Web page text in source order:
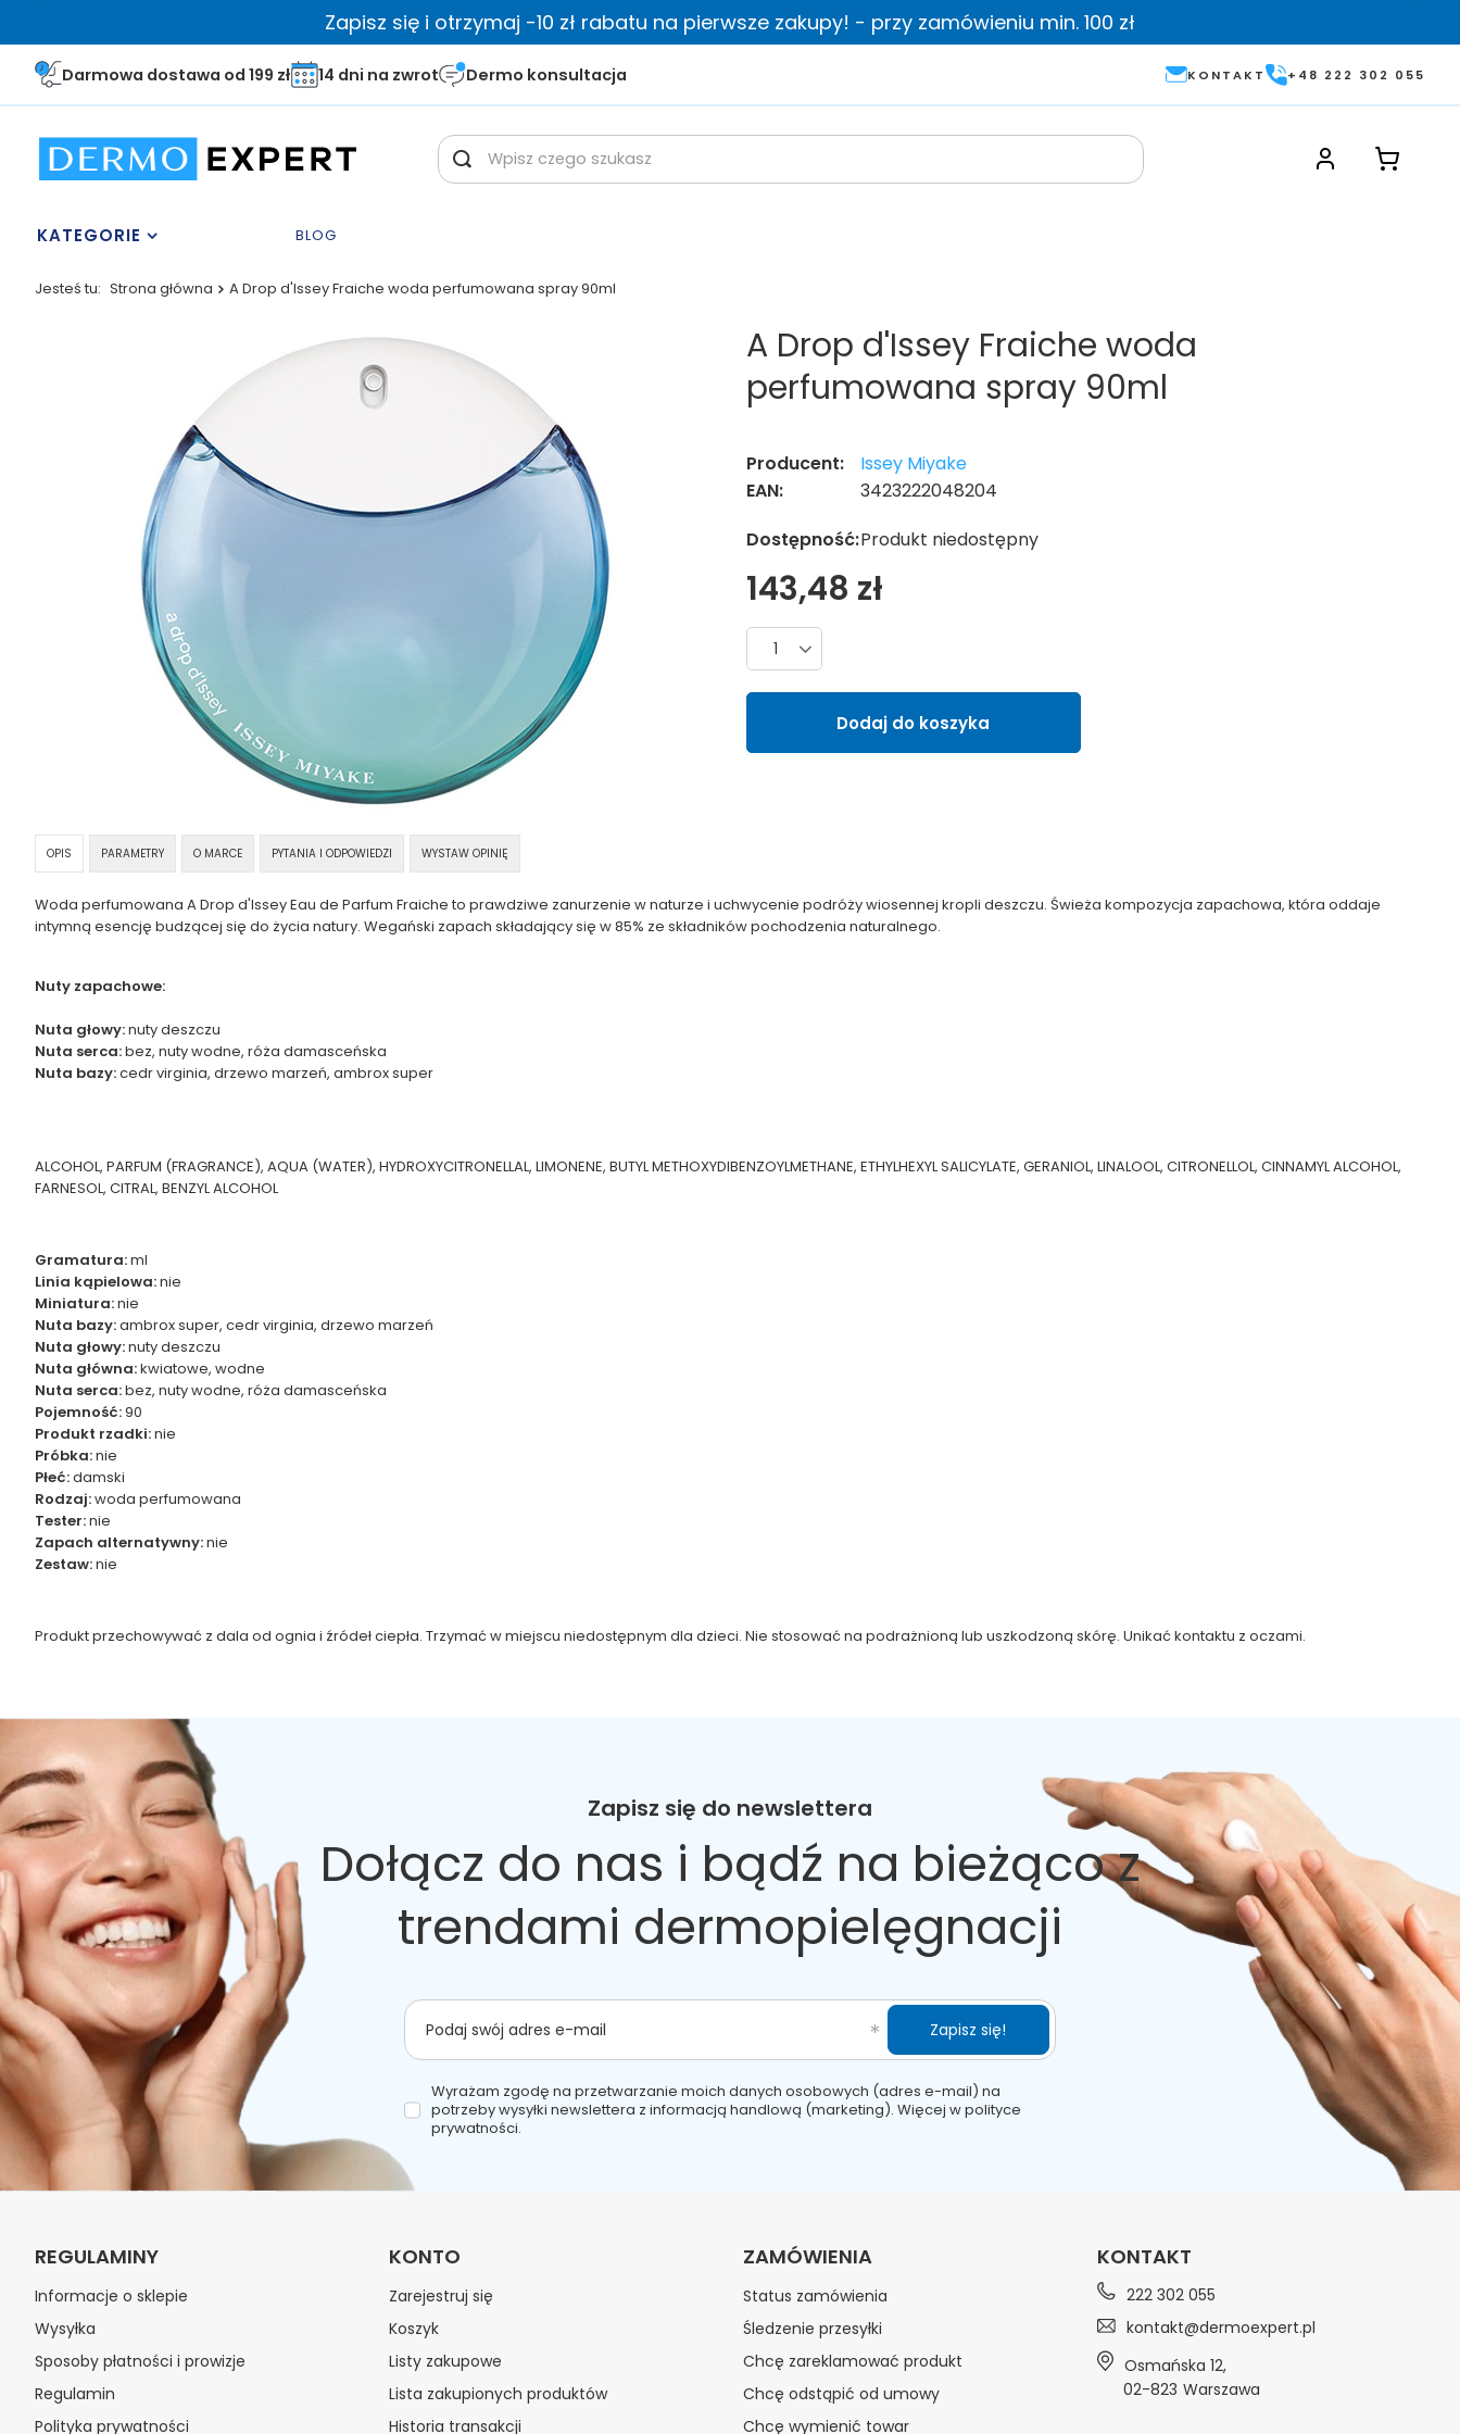
Zapisz się i otrzymaj -10 zł rabatu na pierwsze zakupy! - przy zamówieniu min. 100 zł
Darmowa dostawa od 199 zł 14 dni na zwrot Dermo konsultacja KONTAKT +48 222 302 055
KATEGORIE BLOG
Jesteś tu: Strona główna A Drop d'Issey Fraiche woda perfumowana spray 90ml
A Drop d'Issey Fraiche woda
perfumowana spray 90ml
Producent:
Issey Miyake
EAN:
3423222048204
Dostępność:Produkt niedostępny
143,48 zł
Liczba produktów
Dodaj do koszyka
OPIS PARAMETRY O MARCE PYTANIA I ODPOWIEDZI WYSTAW OPINIĘ
Woda perfumowana A Drop d'Issey Eau de Parfum Fraiche to prawdziwe zanurzenie w naturze i uchwycenie podróży wiosennej kropli deszczu. Świeża kompozycja zapachowa, która oddaje
intymną esencję budzącej się do życia natury. Wegański zapach składający się w 85% ze składników pochodzenia naturalnego.
Nuty zapachowe:
Nuta głowy:nuty deszczu
Nuta serca:bez, nuty wodne, róża damasceńska
Nuta bazy:cedr virginia, drzewo marzeń, ambrox super
ALCOHOL, PARFUM (FRAGRANCE), AQUA (WATER), HYDROXYCITRONELLAL, LIMONENE, BUTYL METHOXYDIBENZOYLMETHANE, ETHYLHEXYL SALICYLATE, GERANIOL, LINALOOL, CITRONELLOL, CINNAMYL ALCOHOL,
FARNESOL, CITRAL, BENZYL ALCOHOL
Gramatura:ml
Linia kąpielowa:nie
Miniatura:nie
Nuta bazy:ambrox super, cedr virginia, drzewo marzeń
Nuta głowy:nuty deszczu
Nuta główna:kwiatowe, wodne
Nuta serca:bez, nuty wodne, róża damasceńska
Pojemność:90
Produkt rzadki:nie
Próbka:nie
Płeć:damski
Rodzaj:woda perfumowana
Tester:nie
Zapach alternatywny:nie
Zestaw:nie
Produkt przechowywać z dala od ognia i źródeł ciepła. Trzymać w miejscu niedostępnym dla dzieci. Nie stosować na podrażnioną lub uszkodzoną skórę. Unikać kontaktu z oczami.
Zapisz się do newslettera
Dołącz do nas i bądź na bieżąco z
trendami dermopielęgnacji
Podaj swój adres e-mail
Wyrażam zgodę na przetwarzanie moich danych osobowych (adres e-mail) na
potrzeby wysyłki newslettera z informacją handlową (marketing). Więcej wpolityce
prywatności.
Zapisz się!
REGULAMINY
Informacje o sklepie
Wysyłka
Sposoby płatności i prowizje
Regulamin
Polityka prywatności
KONTO
Zarejestruj się
Koszyk
Listy zakupowe
Lista zakupionych produktów
Historia transakcji
ZAMÓWIENIA
Status zamówienia
Śledzenie przesyłki
Chcę zareklamować produkt
Chcę odstąpić od umowy
Chcę wymienić towar
KONTAKT
222 302 055
kontakt@dermoexpert.pl
Osmańska 12,
02-823 Warszawa